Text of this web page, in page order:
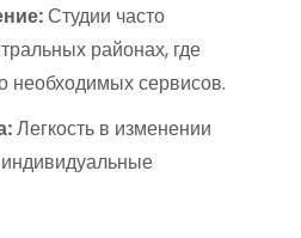
Студии часто
районах, где
необходимых сервисов.
Легкость в изменении